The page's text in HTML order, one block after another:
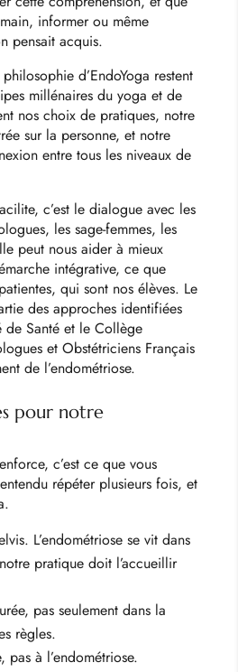
informer ou même
pensait acquis.
d’EndoYoga restent
millénaires du yoga et de
nos choix de pratiques, notre
sur la personne, et notre
entre tous les niveaux de
c’est le dialogue avec les
les sage-femmes, les
peut nous aider à mieux
intégrative, ce que
qui sont nos élèves. Le
des approches identifiées
Santé et le Collège
et Obstétriciens Français
de l’endométriose.
pour notre
c’est ce que vous
répéter plusieurs fois, et
L’endométriose se vit dans
pratique doit l’accueillir
pas seulement dans la
règles.
pas à l’endométriose.